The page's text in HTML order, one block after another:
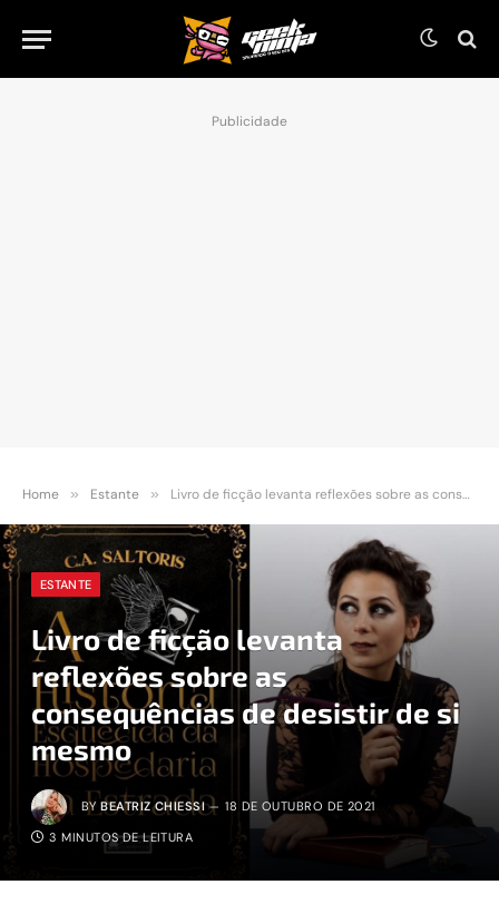
Publicidade
Home » Estante » Livro de ficção levanta reflexões sobre as consequências de desistir de si mesmo
ESTANTE
Livro de ficção levanta
reflexões sobre as
consequências de desistir de si
mesmo
BY BEATRIZ CHIESSI 18 DE OUTUBRO DE 2021
3 MINUTOS DE LEITURA